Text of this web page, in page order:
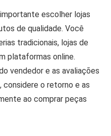
escolher lojas
de qualidade. Você
tradicionais, lojas de
plataformas online.
vendedor e as avaliações
o retorno e as
ao comprar peças